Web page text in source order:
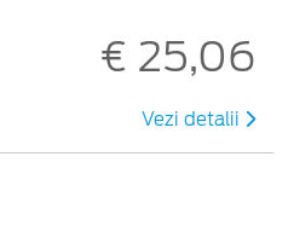
€ 25,06
Vezi detalii